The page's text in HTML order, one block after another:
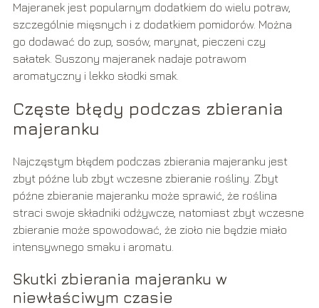
Majeranek jest popularnym dodatkiem do wielu potraw,
szczególnie mięsnych i z dodatkiem pomidorów. Można
go dodawać do zup, sosów, marynat, pieczeni czy
sałatek. Suszony majeranek nadaje potrawom
aromatyczny i lekko słodki smak.
Częste błędy podczas zbierania
majeranku
Najczęstym błędem podczas zbierania majeranku jest
zbyt późne lub zbyt wczesne zbieranie rośliny. Zbyt
późne zbieranie majeranku może sprawić, że roślina
straci swoje składniki odżywcze, natomiast zbyt wczesne
zbieranie może spowodować, że zioło nie będzie miało
intensywnego smaku i aromatu.
Skutki zbierania majeranku w
niewłaściwym czasie